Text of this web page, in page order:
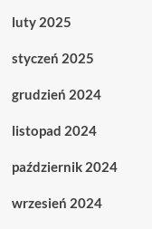
luty 2025
styczeń 2025
grudzień 2024
listopad 2024
październik 2024
wrzesień 2024